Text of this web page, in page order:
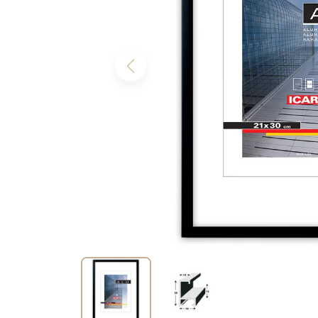
Previous